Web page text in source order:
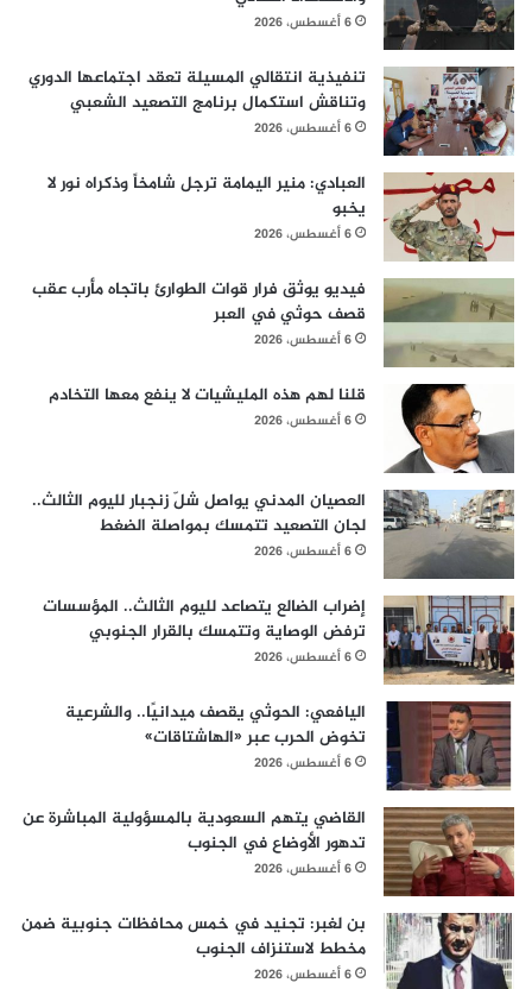
6 أغسطس، 2026
تنفيذية انتقالي المسيلة تعقد اجتماعها الدوري
وتناقش استكمال برنامج التصعيد الشعبي
6 أغسطس، 2026
العبادي: منير اليمامة ترجل شامخاً وذكراه نور لا
يخبو
6 أغسطس، 2026
فيديو يوثق فرار قوات الطوارئ باتجاه مأرب عقب
قصف حوثي في العبر
6 أغسطس، 2026
قلنا لهم هذه المليشيات لا ينفع معها التخادم
6 أغسطس، 2026
العصيان المدني يواصل شلّ زنجبار لليوم الثالث..
لجان التصعيد تتمسك بمواصلة الضغط
6 أغسطس، 2026
إضراب الضالع يتصاعد لليوم الثالث.. المؤسسات
ترفض الوصاية وتتمسك بالقرار الجنوبي
6 أغسطس، 2026
اليافعي: الحوثي يقصف ميدانيًا.. والشرعية
تخوض الحرب عبر «الهاشتاقات»
6 أغسطس، 2026
القاضي يتهم السعودية بالمسؤولية المباشرة عن
تدهور الأوضاع في الجنوب
6 أغسطس، 2026
بن لغبر: تجنيد في خمس محافظات جنوبية ضمن
مخطط لاستنزاف الجنوب
6 أغسطس، 2026